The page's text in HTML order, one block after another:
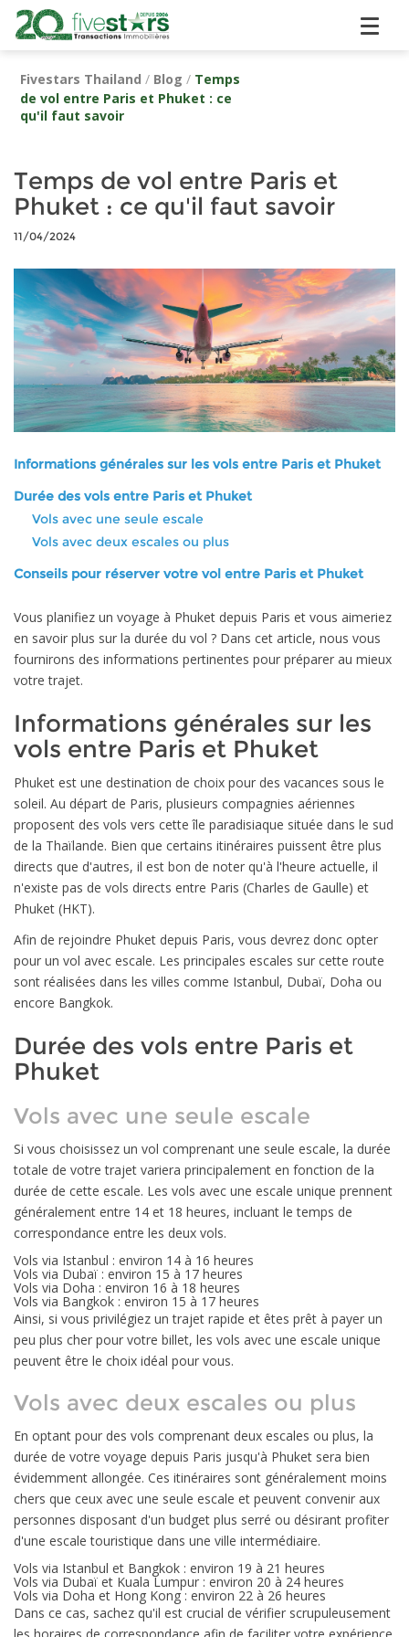
Fivestars Thailand / Blog / Temps
de vol entre Paris et Phuket : ce
qu'il faut savoir
Temps de vol entre Paris et
Phuket : ce qu'il faut savoir
11/04/2024
Informations générales sur les vols entre Paris et Phuket
Durée des vols entre Paris et Phuket
Vols avec une seule escale
Vols avec deux escales ou plus
Conseils pour réserver votre vol entre Paris et Phuket
Vous planifiez un voyage à Phuket depuis Paris et vous aimeriez
en savoir plus sur la durée du vol ? Dans cet article, nous vous
fournirons des informations pertinentes pour préparer au mieux
votre trajet.
Informations générales sur les
vols entre Paris et Phuket
Phuket est une destination de choix pour des vacances sous le
soleil. Au départ de Paris, plusieurs compagnies aériennes
proposent des vols vers cette île paradisiaque située dans le sud
de la Thaïlande. Bien que certains itinéraires puissent être plus
directs que d'autres, il est bon de noter qu'à l'heure actuelle, il
n'existe pas de vols directs entre Paris (Charles de Gaulle) et
Phuket (HKT).
Afin de rejoindre Phuket depuis Paris, vous devrez donc opter
pour un vol avec escale. Les principales escales sur cette route
sont réalisées dans les villes comme Istanbul, Dubaï, Doha ou
encore Bangkok.
Durée des vols entre Paris et
Phuket
Vols avec une seule escale
Si vous choisissez un vol comprenant une seule escale, la durée
totale de votre trajet variera principalement en fonction de la
durée de cette escale. Les vols avec une escale unique prennent
généralement entre 14 et 18 heures, incluant le temps de
correspondance entre les deux vols.
Vols via Istanbul : environ 14 à 16 heures
Vols via Dubaï : environ 15 à 17 heures
Vols via Doha : environ 16 à 18 heures
Vols via Bangkok : environ 15 à 17 heures
Ainsi, si vous privilégiez un trajet rapide et êtes prêt à payer un
peu plus cher pour votre billet, les vols avec une escale unique
peuvent être le choix idéal pour vous.
Vols avec deux escales ou plus
En optant pour des vols comprenant deux escales ou plus, la
durée de votre voyage depuis Paris jusqu'à Phuket sera bien
évidemment allongée. Ces itinéraires sont généralement moins
chers que ceux avec une seule escale et peuvent convenir aux
personnes disposant d'un budget plus serré ou désirant profiter
d'une escale touristique dans une ville intermédiaire.
Vols via Istanbul et Bangkok : environ 19 à 21 heures
Vols via Dubaï et Kuala Lumpur : environ 20 à 24 heures
Vols via Doha et Hong Kong : environ 22 à 26 heures
Dans ce cas, sachez qu'il est crucial de vérifier scrupuleusement